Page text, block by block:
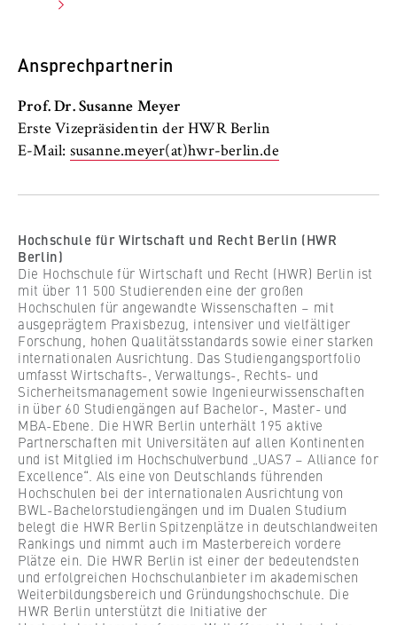
Ansprechpartnerin
Prof. Dr. Susanne Meyer
Erste Vizepräsidentin der HWR Berlin
E-Mail: susanne.meyer(at)hwr-berlin.de
Hochschule für Wirtschaft und Recht Berlin (HWR
Berlin)
Die Hochschule für Wirtschaft und Recht (HWR) Berlin ist
mit über 11 500 Studierenden eine der großen
Hochschulen für angewandte Wissenschaften – mit
ausgeprägtem Praxisbezug, intensiver und vielfältiger
Forschung, hohen Qualitätsstandards sowie einer starken
internationalen Ausrichtung. Das Studiengangsportfolio
umfasst Wirtschafts-, Verwaltungs-, Rechts- und
Sicherheitsmanagement sowie Ingenieurwissenschaften
in über 60 Studiengängen auf Bachelor-, Master- und
MBA-Ebene. Die HWR Berlin unterhält 195 aktive
Partnerschaften mit Universitäten auf allen Kontinenten
und ist Mitglied im Hochschulverbund „UAS7 – Alliance for
Excellence“. Als eine von Deutschlands führenden
Hochschulen bei der internationalen Ausrichtung von
BWL-Bachelorstudiengängen und im Dualen Studium
belegt die HWR Berlin Spitzenplätze in deutschlandweiten
Rankings und nimmt auch im Masterbereich vordere
Plätze ein. Die HWR Berlin ist einer der bedeutendsten
und erfolgreichen Hochschulanbieter im akademischen
Weiterbildungsbereich und Gründungshochschule. Die
HWR Berlin unterstützt die Initiative der